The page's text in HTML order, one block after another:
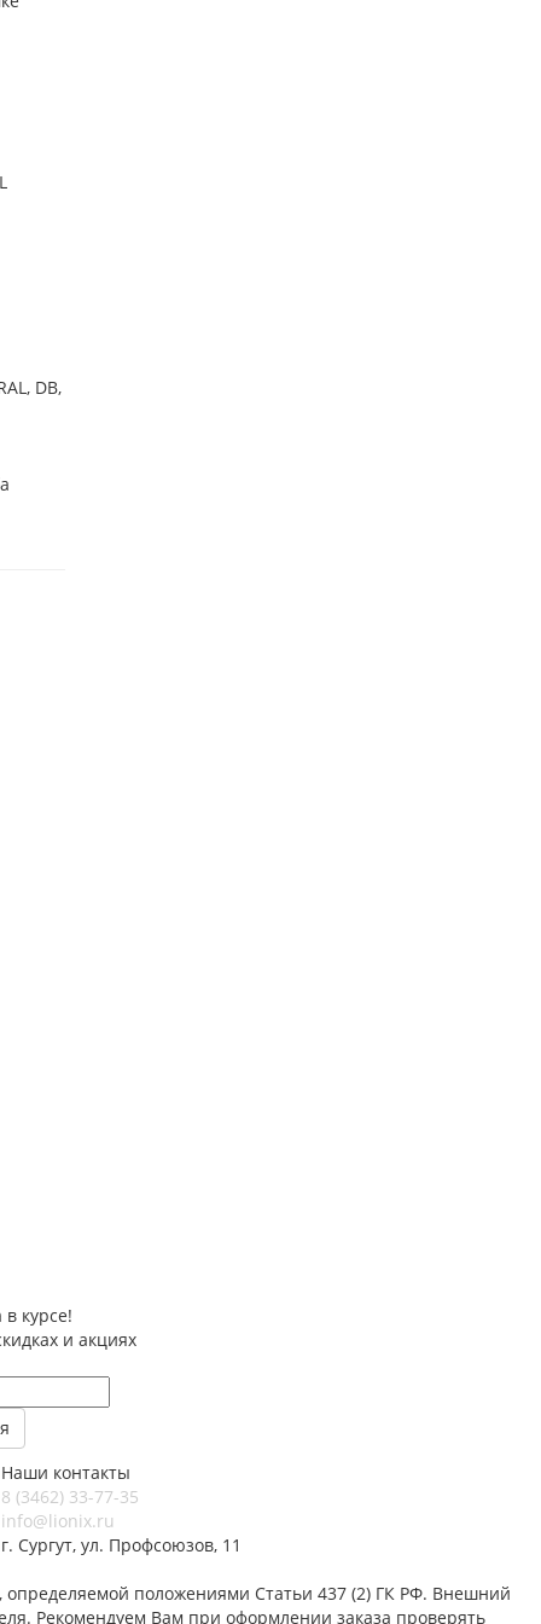
DB,
в курсе!
и акциях
Наши контакты
8 (3462) 33-77-35
info@lionix.ru
г. Сургут, ул. Профсоюзов, 11
положениями Статьи 437 (2) ГК РФ. Внешний
Рекомендуем Вам при оформлении заказа проверять